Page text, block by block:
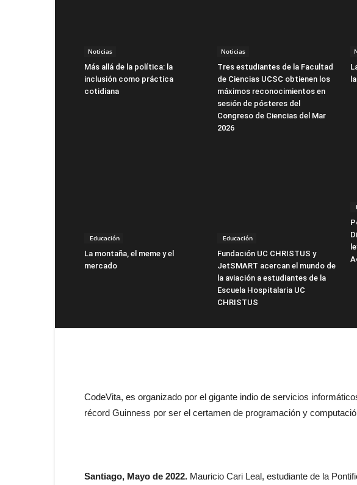
Noticias
Más allá de la política: la
inclusión como práctica
cotidiana
Noticias
Tres estudiantes de la Facultad
de Ciencias UCSC obtienen los
máximos reconocimientos en
sesión de pósteres del
Congreso de Ciencias del Mar
2026
Educación
La montaña, el meme y el
mercado
Educación
Fundación UC CHRISTUS y
JetSMART acercan el mundo de
la aviación a estudiantes de la
Escuela Hospitalaria UC
CHRISTUS
CodeVita, es organizado por el gigante indio de servicios
récord Guinness por ser el certamen de programación y
Santiago, Mayo de 2022. Mauricio Cari Leal, estudiante de la